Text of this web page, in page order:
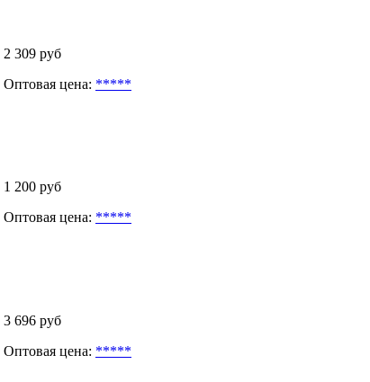
2 309 руб
Оптовая цена: *****
1 200 руб
Оптовая цена: *****
3 696 руб
Оптовая цена: *****